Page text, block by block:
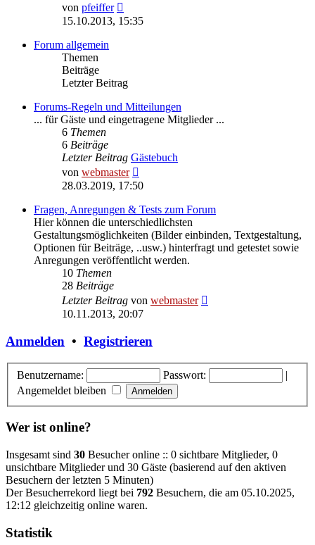
von pfeiffer
Beitrag
15.10.2013, 15:35
Forum allgemein
Themen
Beiträge
Letzter Beitrag
Forums-Regeln und Mitteilungen
... für Gäste und eingetragene Mitglieder ...
6 Themen
6 Beiträge
Letzter Beitrag Gästebuch
von webmaster
Beitrag
28.03.2019, 17:50
Fragen, Anregungen & Tests zum Forum
Hier können die unterschiedlichsten
Gestaltungsmöglichkeiten (Bilder einbinden, Textgestaltung,
Optionen für Beiträge, ..usw.) hinterfragt und getestet sowie
Anregungen veröffentlicht werden.
10 Themen
28 Beiträge
Letzter Beitrag von webmaster
10.11.2013, 20:07
Anmelden • Registrieren
Benutzername: Passwort:
|
Angemeldet bleiben
Wer ist online?
Insgesamt sind 30 Besucher online :: 0 sichtbare Mitglieder, 0
unsichtbare Mitglieder und 30 Gäste (basierend auf den aktiven
Besuchern der letzten 5 Minuten)
Der Besucherrekord liegt bei 792 Besuchern, die am 05.10.2025,
12:12 gleichzeitig online waren.
Statistik